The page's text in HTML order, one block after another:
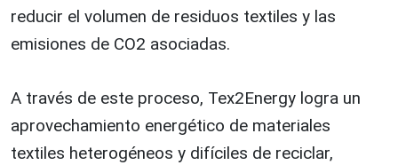
reducir el volumen de residuos textiles y las
emisiones de CO2 asociadas.
A través de este proceso, Tex2Energy logra un
aprovechamiento energético de materiales
textiles heterogéneos y difíciles de reciclar,